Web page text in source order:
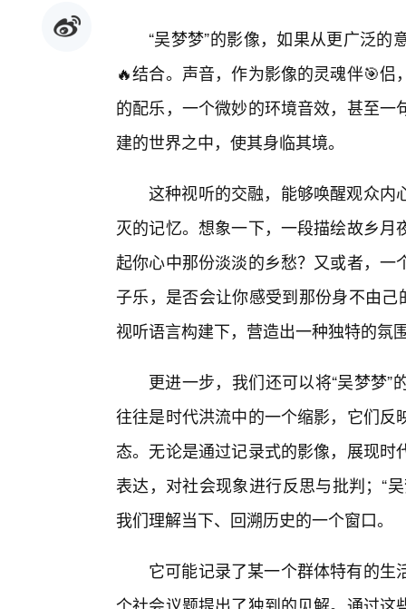
“吴梦梦”的影像，如果从更广泛
🔥结合。声音，作为影像的灵魂伴🎯
的配乐，一个微妙的环境音效，甚至
建的世界之中，使其身临其境。
这种视听的交融，能够唤醒观众内
灭的记忆。想象一下，一段描绘故乡
起你心中那份淡淡的乡愁？又或者，
子乐，是否会让你感受到那份身不由
视听语言构建下，营造出一种独特的氛
更进一步，我们还可以将“吴梦梦
往往是时代洪流中的一个缩影，它们
态。无论是通过记录式的影像，展现
表达，对社会现象进行反思与批判；“
我们理解当下、回溯历史的一个窗口。
它可能记录了某一个群体特有的